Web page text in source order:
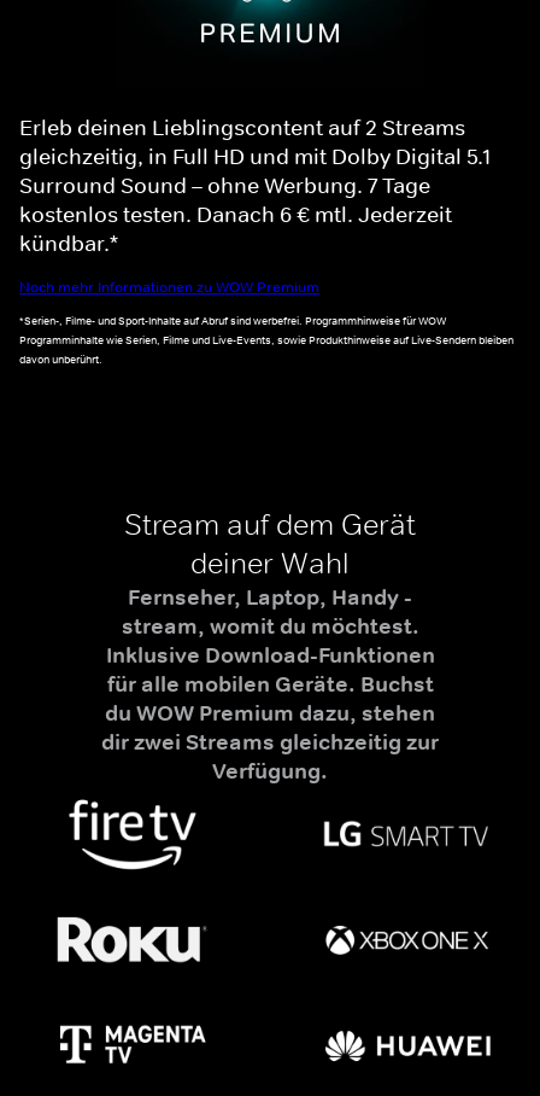
Erleb deinen Lieblingscontent auf 2 Streams
gleichzeitig, in Full HD und mit Dolby Digital 5.1
Surround Sound – ohne Werbung. 7 Tage
kostenlos testen. Danach 6 € mtl. Jederzeit
kündbar.*
Noch mehr Informationen zu WOW Premium
*Serien-, Filme- und Sport-Inhalte auf Abruf sind werbefrei. Programmhinweise für WOW
Programminhalte wie Serien, Filme und Live-Events, sowie Produkthinweise auf Live-Sendern bleiben
davon unberührt.
Stream auf dem Gerät
deiner Wahl
Fernseher, Laptop, Handy -
stream, womit du möchtest.
Inklusive Download-Funktionen
für alle mobilen Geräte. Buchst
du WOW Premium dazu, stehen
dir zwei Streams gleichzeitig zur
Verfügung.